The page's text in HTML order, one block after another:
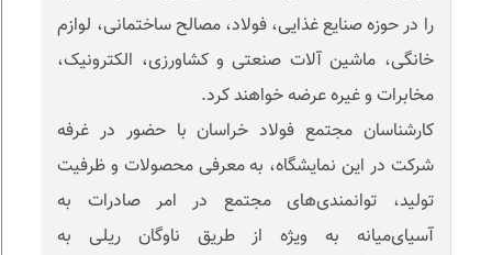
را در حوزه صنایع غذایی، فولاد، مصالح ساختمانی، لوازم
خانگی، ماشین آلات صنعتی و کشاورزی، الکترونیک،
مخابرات و غیره عرضه خواهند کرد.
کارشناسان مجتمع فولاد خراسان با حضور در غرفه
شرکت در این نمایشگاه، به معرفی محصولات و ظرفیت
تولید، توانمندی‌های مجتمع در امر صادرات به
آسیای‌میانه به ویژه از طریق ناوگان ریلی به